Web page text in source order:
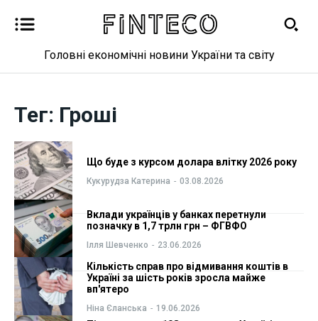
Бізнес
Фінанси
Валютний ринок
Криптовалюта
Робота і освіта
Публікації
Бізнес
Фінанси
Валютний ринок
Криптовалюта
Робота і освіта
Публікації
Головні економічні новини України та світу
Тег: Гроші
Що буде з курсом долара влітку 2026 року
Кукурудза Катерина - 03.08.2026
Вклади українців у банках перетнули
позначку в 1,7 трлн грн – ФГВФО
Ілля Шевченко - 23.06.2026
Кількість справ про відмивання коштів в
Україні за шість років зросла майже
вп'ятеро
Ніна Єланська - 19.06.2026